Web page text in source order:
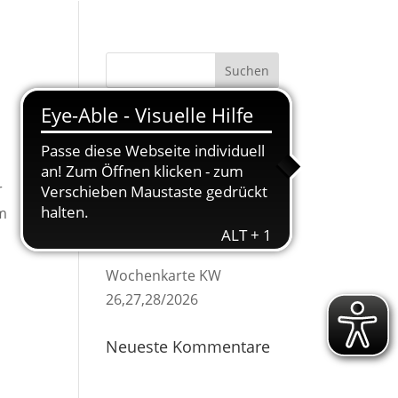
Neueste Beiträge
Wochenkarte KW 32/2026
Wochenkarte KW 31/2026
Wochenkarte KW 29/2026
Wochenkarte KW
26,27,28/2026
Neueste Kommentare